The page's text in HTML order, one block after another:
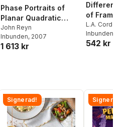
Phase Portraits of
Planar Quadratic
Systems
John Reyn
Inbunden, 2007
1 613 kr
Differential
of Frame
L.A. Cordero
Manuel de León
Inbunden
542 kr
Signerad! Signerad!